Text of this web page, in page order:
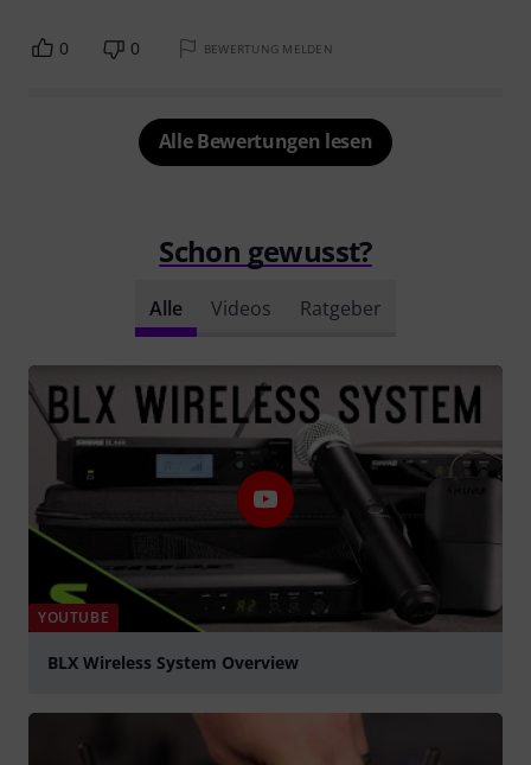
0 0 BEWERTUNG MELDEN
Alle Bewertungen lesen
Schon gewusst?
Alle Videos Ratgeber
YOUTUBE
BLX Wireless System Overview